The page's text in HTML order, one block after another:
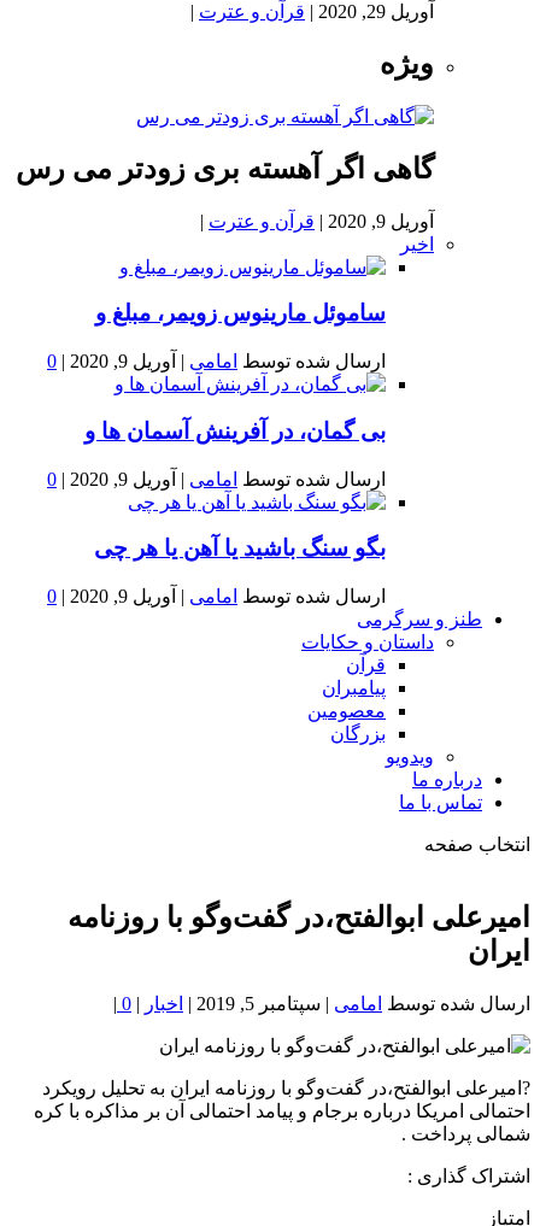
آوریل 29, 2020 | قرآن و عترت |
ویژه
گاهی اگر آهسته بری زودتر می رس
آوریل 9, 2020 | قرآن و عترت |
اخیر
ساموئل مارینوس زویمر، مبلغ و
ارسال شده توسط امامی | آوریل 9, 2020 |
0
بى گمان، در آفرينش آسمان ها و
ارسال شده توسط امامی | آوریل 9, 2020 |
0
بگو سنگ باشید یا آهن یا هر چی
ارسال شده توسط امامی | آوریل 9, 2020 |
0
طنز و سرگرمی
داستان و حکایات
قرآن
پیامبران
معصومین
بزرگان
ویدویو
درباره ما
تماس با ما
انتخاب صفحه
خون
شمال
تهران
امیرعلی ابوالفتح،در گفت‌وگو با روزنامه
ایران
ارسال شده توسط امامی | سپتامبر 5, 2019 | اخبار |
0
|
?امیرعلی ابوالفتح،در گفت‌وگو با روزنامه ایران به تحلیل رویکرد
احتمالی امریکا درباره برجام و پیامد احتمالی آن بر مذاکره با کره
شمالی پرداخت .
اشتراک گذاری :
امتیاز